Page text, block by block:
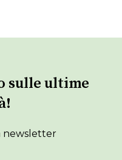
sulle ultime
newsletter